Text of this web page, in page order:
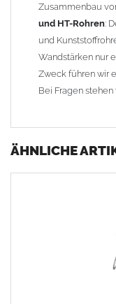
Zusammenbau
und HT-Rohren:
und
Wandstärken nur
Zweck führen wir
Bei Fragen
ÄHNLICHE